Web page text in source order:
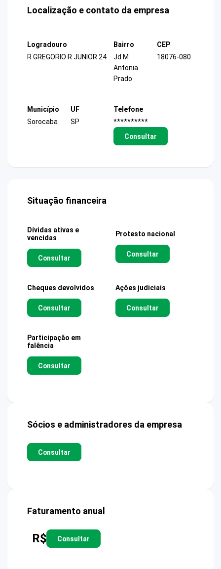
Localização e contato da empresa
Logradouro
R GREGORIO R JUNIOR 24
Bairro
Jd M
Antonia
Prado
CEP
18076-080
Município
Sorocaba
UF
SP
Telefone
**********
Consultar
Situação financeira
Dívidas ativas e
vencidas
Consultar
Protesto nacional
Consultar
Cheques devolvidos
Consultar
Ações judiciais
Consultar
Participação em
falência
Consultar
Sócios e administradores da empresa
Consultar
Faturamento anual
R$ Consultar